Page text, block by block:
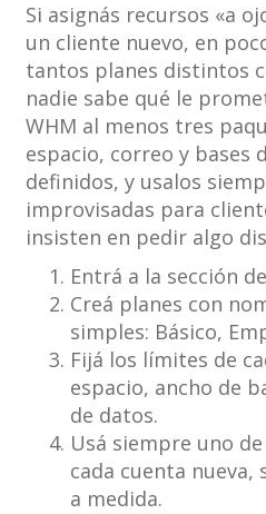
Si asignás recursos «a
un cliente nuevo, en
tantos planes distintos
nadie sabe qué le
WHM al menos tres
espacio, correo y bases
definidos, y usalos
improvisadas para
insisten en pedir algo
Entrá a la sección
Creá planes con
simples: Básico,
Fijá los límites de
espacio, ancho de
de datos.
Usá siempre uno
cada cuenta
a medida.